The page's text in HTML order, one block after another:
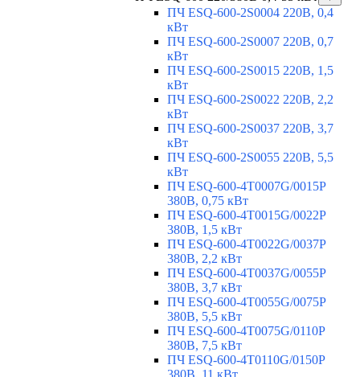
ПЧ ESQ-600-2S0004 220В, 0,4
кВт
ПЧ ESQ-600-2S0007 220В, 0,7
кВт
ПЧ ESQ-600-2S0015 220В, 1,5
кВт
ПЧ ESQ-600-2S0022 220В, 2,2
кВт
ПЧ ESQ-600-2S0037 220В, 3,7
кВт
ПЧ ESQ-600-2S0055 220В, 5,5
кВт
ПЧ ESQ-600-4T0007G/0015P
380В, 0,75 кВт
ПЧ ESQ-600-4T0015G/0022P
380В, 1,5 кВт
ПЧ ESQ-600-4T0022G/0037P
380В, 2,2 кВт
ПЧ ESQ-600-4T0037G/0055P
380В, 3,7 кВт
ПЧ ESQ-600-4T0055G/0075P
380В, 5,5 кВт
ПЧ ESQ-600-4T0075G/0110P
380В, 7,5 кВт
ПЧ ESQ-600-4T0110G/0150P